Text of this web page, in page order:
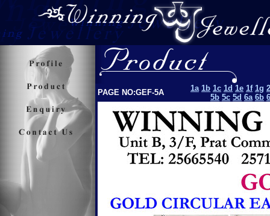
PAGE NO:GEF-5A 1a 1b 1c 1d 1e 1f 1g
5b 5c 5d 6a 6b